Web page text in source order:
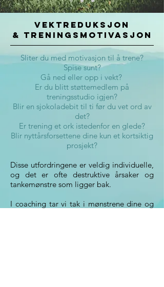
Vektreduksjon
& Treningsmotivasjon
Sliter du med motivasjon til å trene?
Spise sunt?
Gå ned eller opp i vekt?
Er du blitt støttemedlem på
treningsstudio igjen?
Blir en sjokoladebit til ti før du vet ord av
det?
Er trening et ork istedenfor en glede?
Blir nyttårsforsettene dine kun et kortsiktig
prosjekt?
Disse utfordringene er veldig individuelle,
og det er ofte destruktive årsaker og
tankemønstre som ligger bak.
I coaching tar vi tak i mønstrene dine og